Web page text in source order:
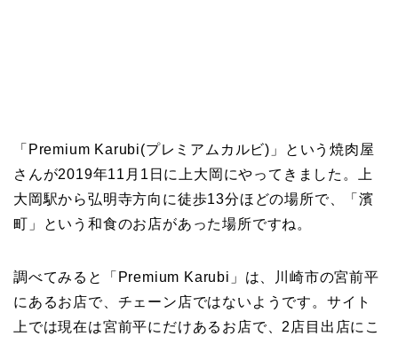
「Premium Karubi(プレミアムカルビ)」という焼肉屋
さんが2019年11月1日に上大岡にやってきました。上
大岡駅から弘明寺方向に徒歩13分ほどの場所で、「濱
町」という和食のお店があった場所ですね。
調べてみると「Premium Karubi」は、川崎市の宮前平
にあるお店で、チェーン店ではないようです。サイト
上では現在は宮前平にだけあるお店で、2店目出店にこ